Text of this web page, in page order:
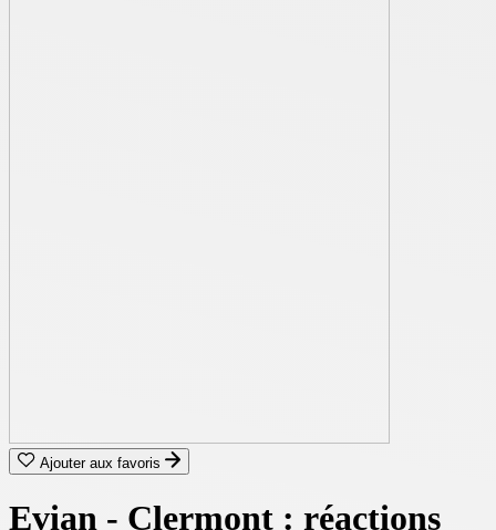
Ajouter aux favoris
Evian - Clermont : réactions